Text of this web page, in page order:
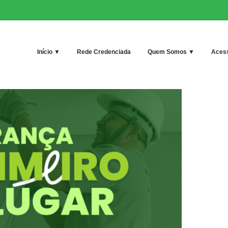
Início ▼ Rede Credenciada Quem Somos ▼